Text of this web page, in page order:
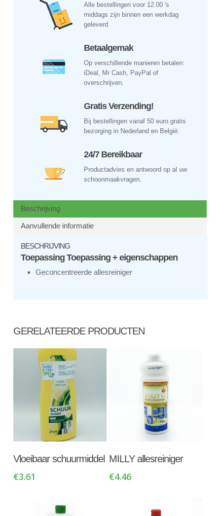
Alle bestellingen voor 12.00 's
middags zijn binnen een werkdag
geleverd
Betaalgemak
Op verschillende manieren betalen:
iDeal, Mr Cash, PayPal of
overschrijven.
Gratis Verzending!
Bij bestellingen vanaf 50 euro gratis
bezorging in Nederland en België.
24/7 Bereikbaar
Productadvies en antwoord op al uw
schoonmaakvragen.
Beschrijving
Aanvullende informatie
BESCHRIJVING
Toepassing Toepassing + eigenschappen
Geconcentreerde allesreiniger
GERELATEERDE PRODUCTEN
Winkelwagen
Vloeibaar schuurmiddel
€3.61
Winkelwagen
MILLY allesreiniger
€4.46